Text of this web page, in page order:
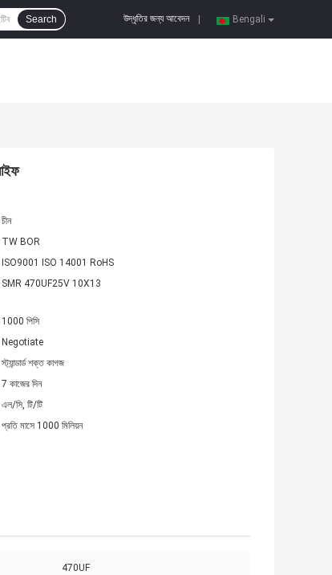
Bengali
উদ্ধৃতির জন্য আবেদন
Search
চীন
TW BOR
ISO9001 ISO 14001 RoHS
SMR 470UF25V 10X13
1000 পিসি
Negotiate
স্ট্যান্ডার্ড শক্ত কাগজ
7 কাজের দিন
এল/সি, টি/টি
প্রতি মাসে 1000 মিলিয়ন
470UF